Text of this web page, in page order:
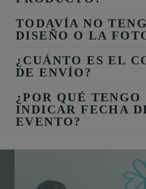
TODAVÍA NO
DISEÑO O LA
¿CUÁNTO ES EL
DE ENVÍO?
¿POR QUÉ TENGO
INDICAR FECHA
EVENTO?